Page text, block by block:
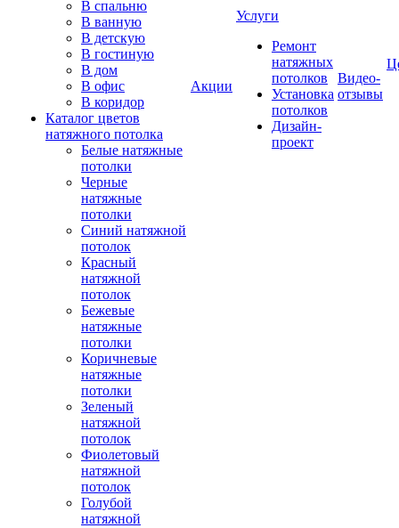
В спальню
В ванную
В детскую
В гостиную
В дом
В офис
В коридор
Каталог цветов
натяжного потолка
Белые натяжные
потолки
Черные
натяжные
потолки
Синий натяжной
потолок
Красный
натяжной
потолок
Бежевые
натяжные
потолки
Коричневые
натяжные
потолки
Зеленый
натяжной
потолок
Фиолетовый
натяжной
потолок
Голубой
натяжной
Акции
Услуги
Ремонт
натяжных
потолков
Установка
потолков
Дизайн-
проект
Видео-
отзывы